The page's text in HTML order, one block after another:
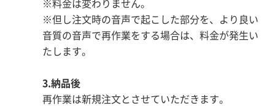
※料金は変わりません。
※但し注文時の音声で起こした部分を、より良い
音質の音声で再作業をする場合は、料金が発生い
たします。
3.納品後
再作業は新規注文とさせていただきます。